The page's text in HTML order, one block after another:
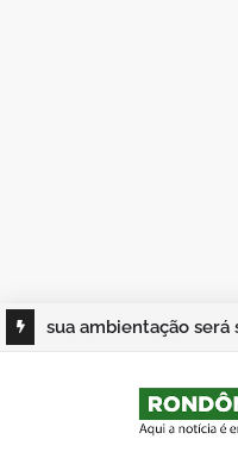
sua ambientação